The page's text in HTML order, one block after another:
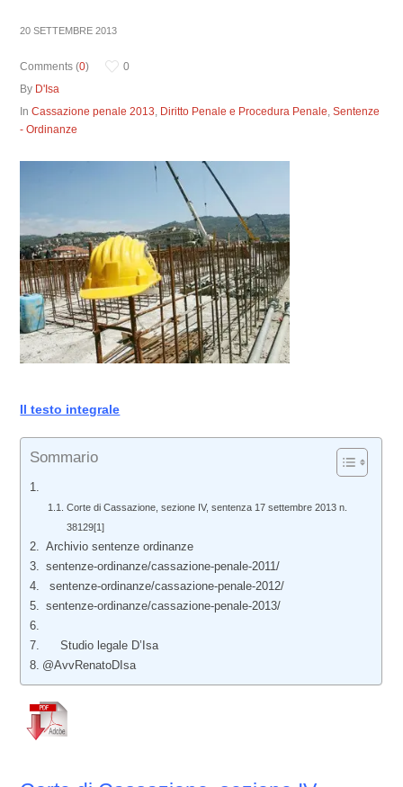
20 SETTEMBRE 2013
Comments (0)
0
By D'Isa
InCassazione penale 2013, Diritto Penale e Procedura Penale,Sentenze
- Ordinanze
Il testo integrale
Sommario
Corte di Cassazione, sezione IV, sentenza 17 settembre 2013 n.
38129[1]
Archivio sentenze ordinanze
sentenze-ordinanze/cassazione-penale-2011/
sentenze-ordinanze/cassazione-penale-2012/
sentenze-ordinanze/cassazione-penale-2013/
Studio legale D’Isa
@AvvRenatoDIsa